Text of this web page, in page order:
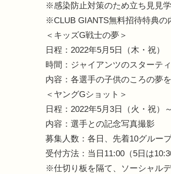
※感染防止対策のため立ち見見
※CLUB GIANTS無料招待特典の
＜キッズG戦士の夢＞
日程：2022年5月5日（木・祝）
時間：ジャイアンツのスターテ
内容：各選手の子供のころの夢
＜ヤングGショット＞
日程：2022年5月3日（火・祝）
内容：選手との記念写真撮影
募集人数：各日、先着10グルー
受付方法：当日11:00（5日は
※仕切り板を隔て、ソーシャル